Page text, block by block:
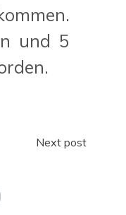
und 5
Next post